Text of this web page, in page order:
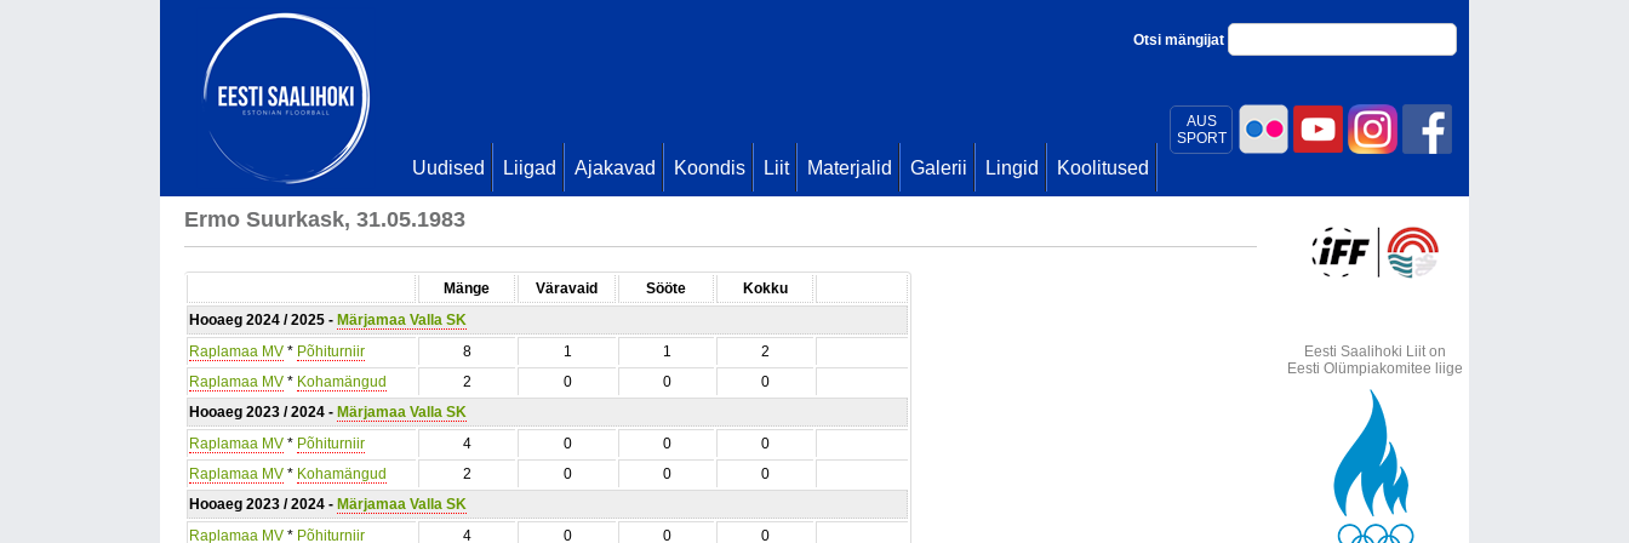
AUS
SPORT
Otsi mängijat
Uudised Liigad Ajakavad Koondis Liit Materjalid Galerii Lingid Koolitused
Ermo Suurkask, 31.05.1983
Mänge Väravaid Sööte
Kokku
Hooaeg 2024 / 2025 - Märjamaa Valla SK
Raplamaa MV * Põhiturniir 8 1 1
2
Raplamaa MV * Kohamängud 2 0 0
0
Hooaeg 2023 / 2024 - Märjamaa Valla SK
Raplamaa MV * Põhiturniir 4 0 0
0
Raplamaa MV * Kohamängud 2 0 0
0
Hooaeg 2023 / 2024 - Märjamaa Valla SK
Raplamaa MV * Põhiturniir 4 0 0
0
Eesti Saalihoki Liit on
Eesti Olümpiakomitee liige